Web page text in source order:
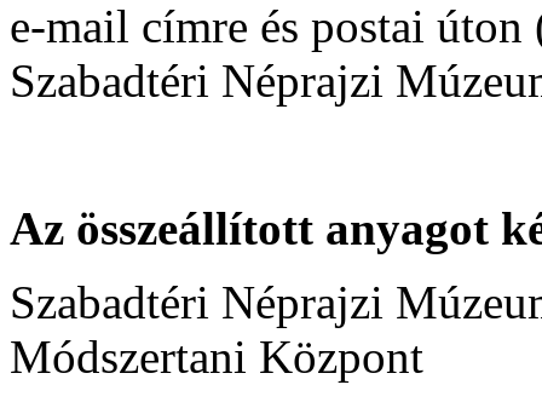
e-mail címre és postai
Szabadtéri Néprajzi
Az összeállított anyagot
Szabadtéri Néprajzi
Módszertani Központ